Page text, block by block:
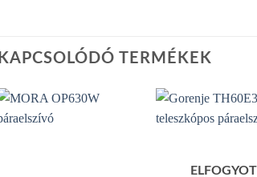
KAPCSOLÓDÓ TERMÉKEK